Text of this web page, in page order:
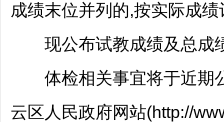
成绩末位并列的,按实际成绩
现公布试教成绩及总成
体检相关事宜将于近期
云区人民政府网站(http://